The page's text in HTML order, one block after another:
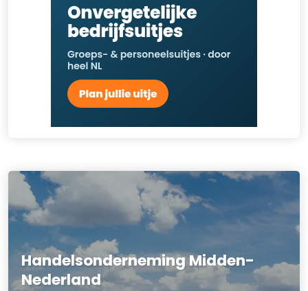
Handelsonderneming Midden-
Nederland